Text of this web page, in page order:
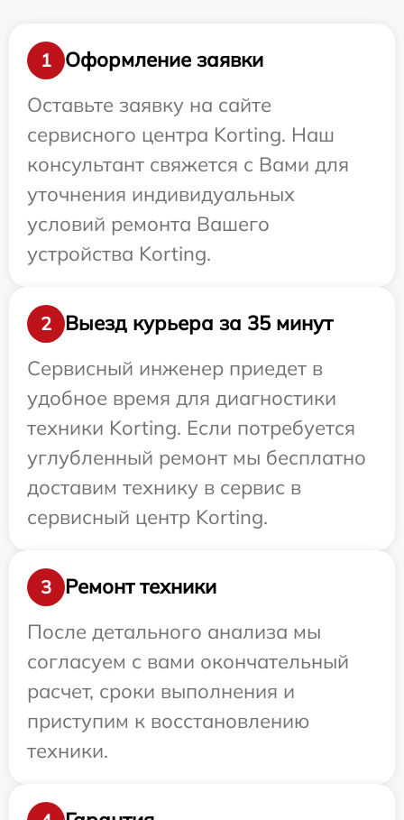
1
Оформление заявки
Оставьте заявку на сайте
сервисного центра Korting. Наш
консультант свяжется с Вами для
уточнения индивидуальных
условий ремонта Вашего
устройства Korting.
2
Выезд курьера за 35 минут
Сервисный инженер приедет в
удобное время для диагностики
техники Korting. Если потребуется
углубленный ремонт мы бесплатно
доставим технику в сервис в
сервисный центр Korting.
3
Ремонт техники
После детального анализа мы
согласуем с вами окончательный
расчет, сроки выполнения и
приступим к восстановлению
техники.